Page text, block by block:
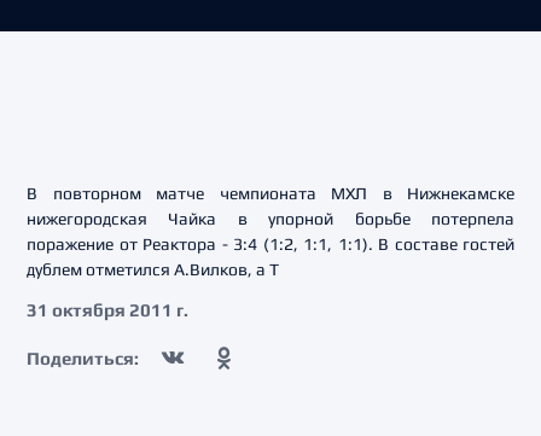
В повторном матче чемпионата МХЛ в Нижнекамске
нижегородская Чайка в упорной борьбе потерпела
поражение от Реактора - 3:4 (1:2, 1:1, 1:1). В составе гостей
дублем отметился А.Вилков, а Т
31 октября 2011 г.
Поделиться: